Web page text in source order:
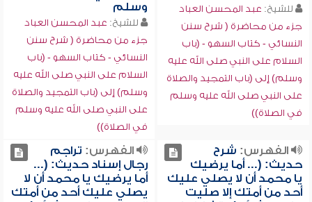
للشيخ: عبد المحسن العباد
جزء من محاضرة ( شرح سنن
النسائي - كتاب السهو - (باب
السلام على النبي صلى الله عليه
وسلم) إلى (باب التمجيد والصلاة
على النبي صلى الله عليه وسلم
في الصلاة))
وسلم
للشيخ: عبد المحسن العباد
جزء من محاضرة ( شرح سنن
النسائي - كتاب السهو - (باب
السلام على النبي صلى الله عليه
وسلم) إلى (باب التمجيد والصلاة
على النبي صلى الله عليه وسلم
في الصلاة))
الفهرس: شرح
حديث: (... أما يرضيك
يا محمد أن لا يصلي عليك
أحد من أمتك إلا صليت
الفهرس: تراجم
رجال إسناد حديث: (...
أما يرضيك يا محمد أن لا
يصلي عليك أحد من أمتك